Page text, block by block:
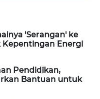
'Serangan' ke
Kepentingan Energi
Pendidikan,
Bantuan untuk